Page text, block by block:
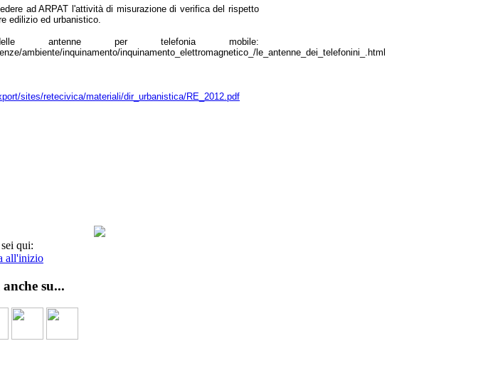
ad ARPAT l'attività di misurazione di verifica del rispetto
edilizio ed urbanistico.
antenne per telefonia mobile:
ambiente/inquinamento/inquinamento_elettromagnetico_/le_antenne_dei_telefonini_.html
sites/retecivica/materiali/dir_urbanistica/RE_2012.pdf
qui:
all'inizio
su...